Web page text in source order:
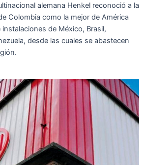
alemana Henkel reconoció a la
Colombia como la mejor de América
de México, Brasil,
desde las cuales se abastecen